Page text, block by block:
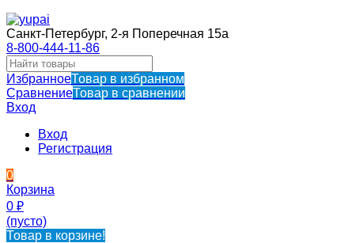
Санкт-Петербург, 2-я Поперечная 15а
8-800-444-11-86
ИзбранноеТовар в избранном
СравнениеТовар в сравнении
Вход
Вход
Регистрация
0
Корзина
0 ₽
(пусто)
Товар в корзине!